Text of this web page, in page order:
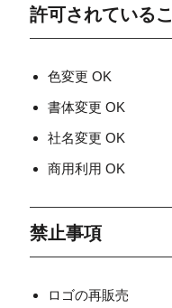
許可されている
色変更 OK
書体変更 OK
社名変更 OK
商用利用 OK
禁止事項
ロゴの再販売